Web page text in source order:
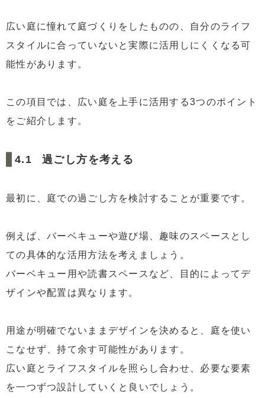
広い庭に憧れて庭づくりをしたものの、自分のライフ
スタイルに合っていないと実際に活用しにくくなる可
能性があります。
この項目では、広い庭を上手に活用する3つのポイント
をご紹介します。
過ごし方を考える
最初に、庭での過ごし方を検討することが重要です。
例えば、バーベキューや遊び場、趣味のスペースとし
ての具体的な活用方法を考えましょう。
バーベキュー用や読書スペースなど、目的によってデ
ザインや配置は異なります。
用途が明確でないままデザインを決めると、庭を使い
こなせず、持て余す可能性があります。
広い庭とライフスタイルを照らし合わせ、必要な要素
を一つずつ設計していくと良いでしょう。